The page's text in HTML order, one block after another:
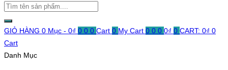
GIỎ HÀNG 0 Mục - 0₫ 0 0 0 Cart 0 My Cart 0 0 0 0₫ 0 CART: 0₫ 0
Cart
Danh Mục